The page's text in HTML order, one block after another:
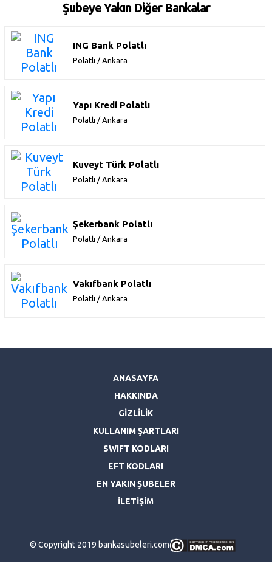
Şubeye Yakın Diğer Bankalar
ING Bank Polatlı
Polatlı / Ankara
Yapı Kredi Polatlı
Polatlı / Ankara
Kuveyt Türk Polatlı
Polatlı / Ankara
Şekerbank Polatlı
Polatlı / Ankara
Vakıfbank Polatlı
Polatlı / Ankara
ANASAYFA
HAKKINDA
GİZLİLİK
KULLANIM ŞARTLARI
SWIFT KODLARI
EFT KODLARI
EN YAKIN ŞUBELER
İLETİŞİM
© Copyright 2019 bankasubeleri.com